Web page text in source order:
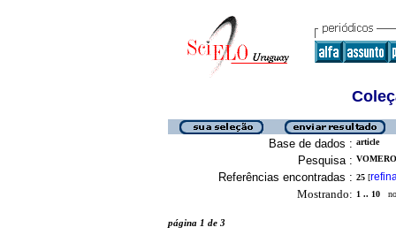
Base de dados : article
Pesquisa :
Referências encontradas : 25 [
Mostrando: 1 .. 10
página 1 de 3